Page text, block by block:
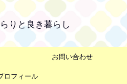
りと良き暮らし
お問い合わせ
ロフィール